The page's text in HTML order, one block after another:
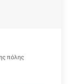
πόλης